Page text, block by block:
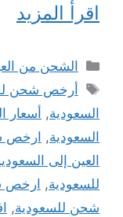
اقرأ المزيد
التصنيفات
الشحن من
الوسوم
أرخص شحن
السعودية, أسعار
السعودية, ارخص
العين إلى
للسعودية, ارخص
شحن للسعودية,